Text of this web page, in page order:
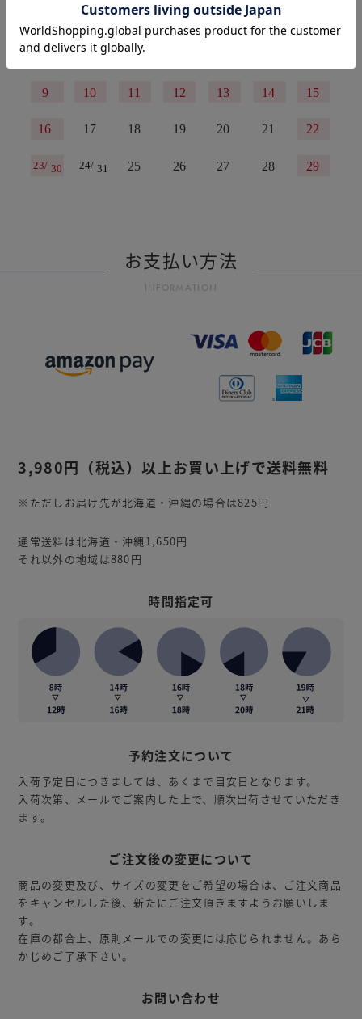
お支払い方法
INFORMATION
3,980円 （税込）以上お買い上げで送料無料
※ただしお届け先が北海道・沖縄の場合は825円
通常送料は北海道・沖縄1,650円
それ以外の地域は880円
時間指定可
予約注文について
入荷予定日につきましては、あくまで目安日となります。
入荷次第、メールでご案内した上で、順次出荷させていただき
ます。
ご注文後の変更について
商品の変更及び、サイズの変更をご希望の場合は、ご注文商品
をキャンセルした後、新たにご注文頂きますようお願いしま
す。
在庫の都合上、原則メールでの変更には応じられません。あら
かじめご了承下さい。
お問い合わせ